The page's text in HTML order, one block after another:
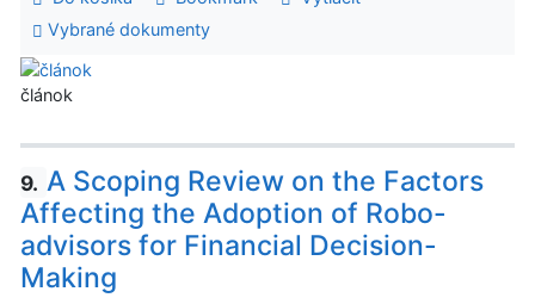
Vybrané dokumenty
článok
9. A Scoping Review on the Factors
Affecting the Adoption of Robo-
advisors for Financial Decision-
Making